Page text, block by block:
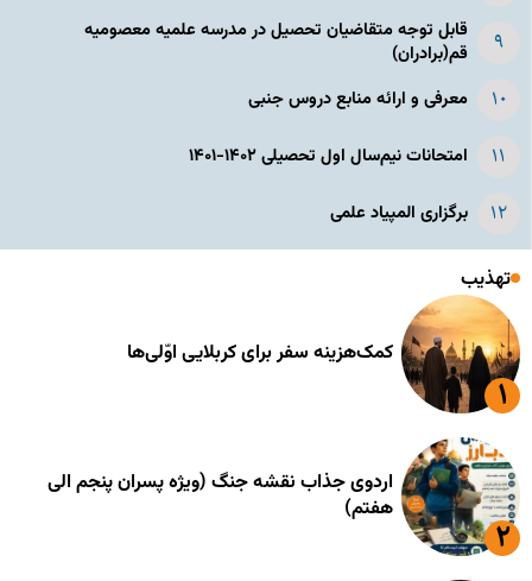
قابل توجه متقاضیان تحصیل در مدرسه علمیه معصومیه
قم(برادران)
معرفی و ارائه منابع دروس جنبی
امتحانات نیم‌سال اول تحصیلی ۱۴۰۲-۱۴۰۱
برگزاری المپیاد علمی
تهذیب
کمک‌هزینه سفر برای کربلایی اوّلی‌ها
اردوی جذاب نقشه جنگ (ویژه پسران پنجم الی
هفتم)